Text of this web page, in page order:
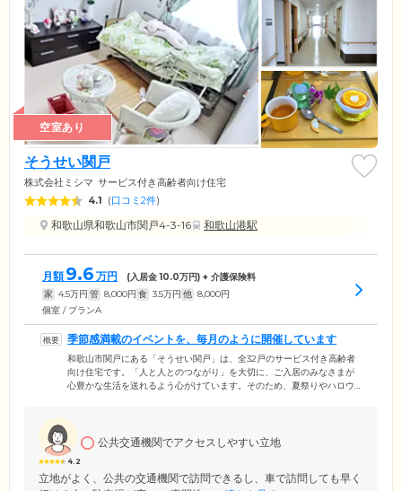
空室あり
そうせい関戸
株式会社ミシマ サービス付き高齢者向け住宅
4.1 (口コミ2件)
和歌山県和歌山市関戸4-3-16 和歌山港駅
月額 9.6 万円 (入居金10.0万円) + 介護保険料
家 4.5万円 管 8,000円 食 3.5万円 他 8,000円
個室 / プランA
季節感満載のイベントを、毎月のように開催しています
和歌山市関戸にある「そうせい関戸」は、全32戸のサービス付き高齢者
向け住宅です。「人と人とのつながり」を大切に、ご入居のみなさまが
心豊かな生活を送れるよう心がけています。そのため、夏祭りやハロウ
といった縁日や、ゲーム大会など、童心に帰って楽しい時間をお過ごし
いただけるよう工夫しています。スタッフ一同心をこめて、みなさまに
喜んでいただけるよう企画・開催しています。ぜひお気軽にご参加くだ
さい。
4.2
公共交通機関でアクセスしやすい立地
立地がよく、公共の交通機関で訪問できるし、車で訪問しても早く